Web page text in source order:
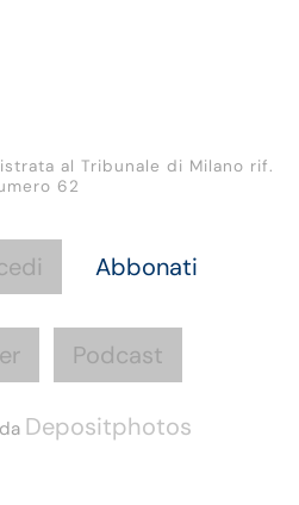
al Tribunale di Milano rif.
62
Abbonati
Podcast
Depositphotos